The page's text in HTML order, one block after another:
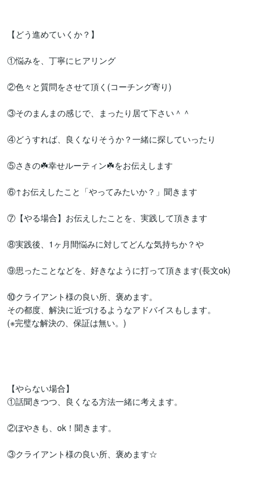
【どう進めていくか？】
①悩みを、丁寧にヒアリング
②色々と質問をさせて頂く(コーチング寄り)
③そのまんまの感じで、まったり居て下さい＾＾
④どうすれば、良くなりそうか？一緒に探していったり
⑤さきの☘️幸せルーティン☘️をお伝えします
⑥↑お伝えしたこと「やってみたいか？」聞きます
⑦【やる場合】お伝えしたことを、実践して頂きます
⑧実践後、1ヶ月間悩みに対してどんな気持ちか？や
⑨思ったことなどを、好きなように打って頂きます(長文ok)
⑩クライアント様の良い所、褒めます。
その都度、解決に近づけるようなアドバイスもします。
(※完璧な解決の、保証は無い。)
【やらない場合】
①話聞きつつ、良くなる方法一緒に考えます。
②ぼやきも、ok！聞きます。
③クライアント様の良い所、褒めます☆